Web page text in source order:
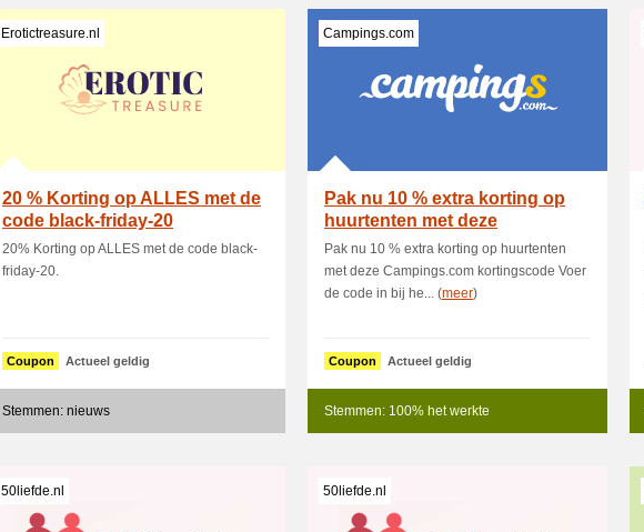
Erotictreasure.nl
20 % Korting op ALLES met de
code black-friday-20
20% Korting op ALLES met de code black-
friday-20.
Coupon Actueel geldig
Stemmen: nieuws
Campings.com
Pak nu 10 % extra korting op
huurtenten met deze
Campings.co
Pak nu 10 % extra korting op huurtenten
met deze Campings.com kortingscode Voer
de code in bij he... (meer)
Coupon Actueel geldig
Stemmen: 100% het werkte
50liefde.nl 50liefde.nl